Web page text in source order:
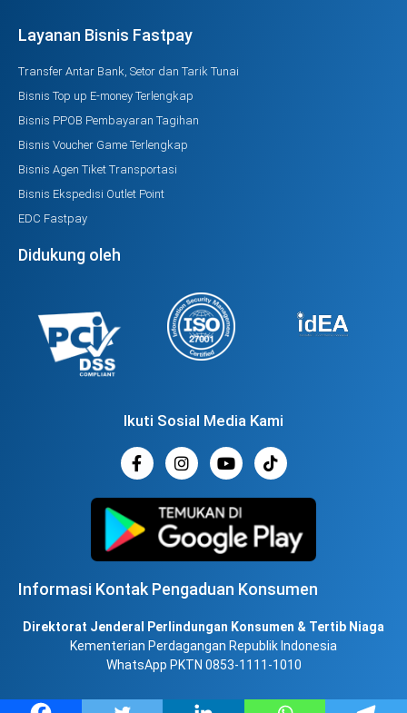
Layanan Bisnis Fastpay
Transfer Antar Bank, Setor dan Tarik Tunai
Bisnis Top up E-money Terlengkap
Bisnis PPOB Pembayaran Tagihan
Bisnis Voucher Game Terlengkap
Bisnis Agen Tiket Transportasi
Bisnis Ekspedisi Outlet Point
EDC Fastpay
Didukung oleh
Ikuti Sosial Media Kami
Informasi Kontak Pengaduan Konsumen
Direktorat Jenderal Perlindungan Konsumen & Tertib Niaga
Kementerian Perdagangan Republik Indonesia
WhatsApp PKTN 0853-1111-1010